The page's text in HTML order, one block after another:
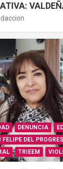
DENUNCIA
FELIPE DEL
TRIEEM